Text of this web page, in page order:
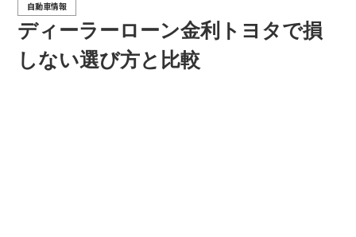
ディーラーローン金利トヨタで損
しない選び方と比較
自動車情報